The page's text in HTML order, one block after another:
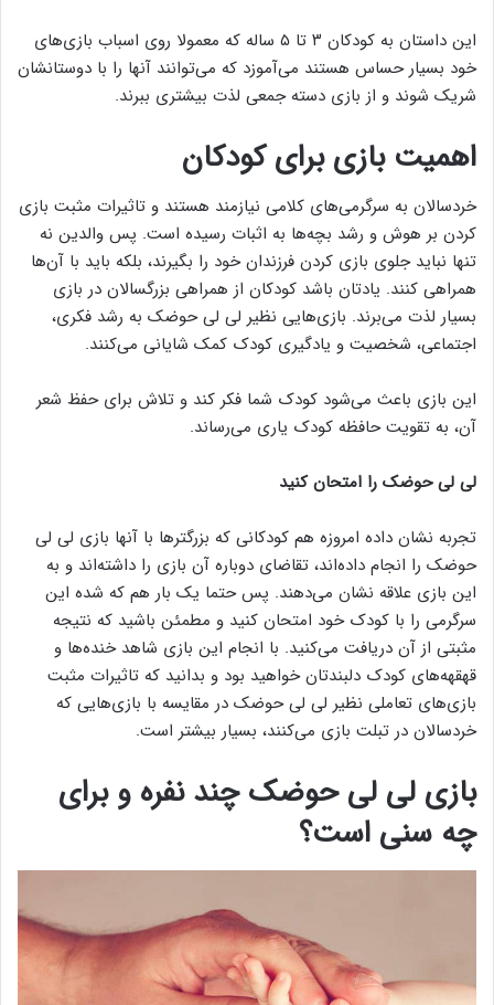
این داستان به کودکان ۳ تا ۵ ساله که معمولا روی اسباب بازی‌های
خود بسیار حساس هستند می‌آموزد که می‌توانند آنها را با دوستانشان
شریک شوند و از بازی دسته جمعی لذت بیشتری ببرند.
اهمیت بازی برای کودکان
خردسالان به سرگرمی‌های کلامی نیازمند هستند و تاثیرات مثبت بازی
کردن بر هوش و رشد بچه‌ها به اثبات رسیده است. پس والدین نه
تنها نباید جلوی بازی کردن فرزندان خود را بگیرند، بلکه باید با آن‌ها
همراهی کنند. یادتان باشد کودکان از همراهی بزرگسالان در بازی
بسیار لذت می‌برند. بازی‌هایی نظیر لی لی حوضک به رشد فکری،
اجتماعی، شخصیت و یادگیری کودک کمک شایانی می‌کنند.
این بازی باعث می‌شود کودک شما فکر کند و تلاش برای حفظ شعر
آن، به تقویت حافظه کودک یاری می‌رساند.
لی لی حوضک را امتحان کنید
تجربه نشان داده امروزه هم کودکانی که بزرگترها با آنها بازی لی لی
حوضک را انجام داده‌اند، تقاضای دوباره آن بازی را داشته‌اند و به
این بازی علاقه نشان می‌دهند. پس حتما یک بار هم که شده این
سرگرمی را با کودک خود امتحان کنید و مطمئن باشید که نتیجه
مثبتی از آن دریافت می‌کنید. با انجام این بازی شاهد خنده‌ها و
قهقهه‌های کودک دلبندتان خواهید بود و بدانید که تاثیرات مثبت
بازی‌های تعاملی نظیر لی لی حوضک در مقایسه با بازی‌هایی که
خردسالان در تبلت بازی می‌کنند، بسیار بیشتر است.
بازی لی لی حوضک چند نفره و برای
چه سنی است؟